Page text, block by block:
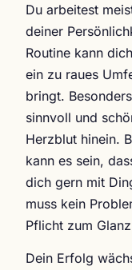
Du arbeitest
deiner
Routine kann
ein zu raues
bringt.
sinnvoll und
Herzblut hinein.
kann es sein,
dich gern mit
muss kein
Pflicht zum
Dein Erfolg